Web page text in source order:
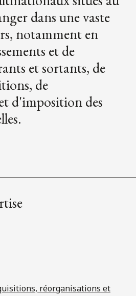
dans une vaste
notamment en
et de
et sortants, de
de
d'imposition des
réorganisations et